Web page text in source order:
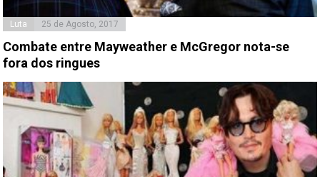
Luta 25 de Agosto, 2017
Combate entre Mayweather e McGregor nota-se
fora dos ringues